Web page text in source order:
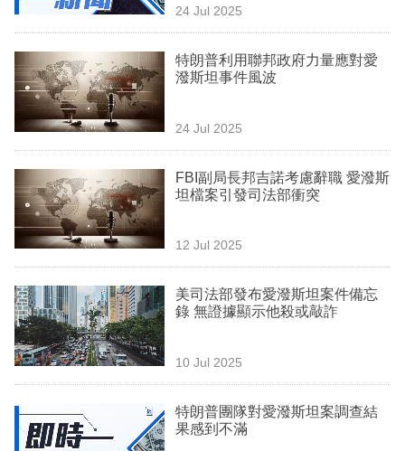
資
樓
市
理
商
業
科
技
職
場
生
時
24 Jul 2025
特朗普利用聯邦政府力量應對愛
潑斯坦事件風波
24 Jul 2025
FBI副局長邦吉諾考慮辭職 愛潑斯
坦檔案引發司法部衝突
12 Jul 2025
美司法部發布愛潑斯坦案件備忘
錄 無證據顯示他殺或敲詐
10 Jul 2025
特朗普團隊對愛潑斯坦案調查結
果感到不滿